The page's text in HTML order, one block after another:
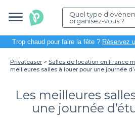
Quel type
organisez-vous ?
Trop chaud pour faire la fête ? Réservez
Privateaser Salles de location en France
meilleures salles à louer pour une journée
Les meilleures
une journée